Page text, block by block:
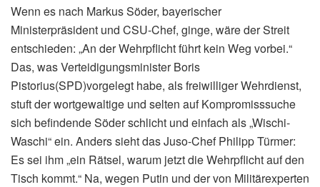
Wenn es nach Markus Söder, bayerischer
Ministerpräsident und CSU-Chef, ginge, wäre der Streit
entschieden: „An der Wehrpflicht führt kein Weg vorbei.“
Das, was Verteidigungsminister Boris
Pistorius(SPD)vorgelegt habe, als freiwilliger Wehrdienst,
stuft der wortgewaltige und selten auf Kompromisssuche
sich befindende Söder schlicht und einfach als „Wischi-
Waschi“ ein. Anders sieht das Juso-Chef Philipp Türmer:
Es sei ihm „ein Rätsel, warum jetzt die Wehrpflicht auf den
Tisch kommt.“ Na, wegen Putin und der von Militärexperten